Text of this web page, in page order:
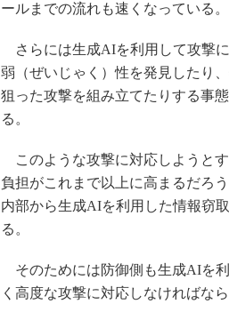
ールまでの流れも速くなっている。
さらには生成AIを利用して攻撃
弱（ぜいじゃく）性を発見したり
狙った攻撃を組み立てたりする事
る。
このような攻撃に対応しようと
負担がこれまで以上に高まるだろ
内部から生成AIを利用した情報窃
る。
そのためには防御側も生成AIを
く高度な攻撃に対応しなければなら